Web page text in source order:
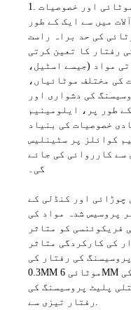
موٹائی اور خصوصیات
میں سے ایک کے طور
کی حد براہ راست
رفتار کا تعین کرتی
مواد (جیسے اسٹیل،
کی مختلف موٹائیاں،
کی دشواری اور
طور پر، ایلومینیم
خصوصیات کی بنیاد
کوائلز پر سٹینلیس
سے کارروائی کی جائے
گی۔
چوڑائی اور کنڈلی کے
پروسیس شدہ مواد کی
فریکوئنسی کو متاثر
کی کارکردگی متاثر
کی رفتار کی
0.3MM موٹائی 6MM ایلومینیم کنڈلی پروسیسنگ کی
پلیٹ پروسیسنگ کی